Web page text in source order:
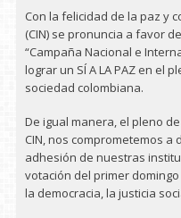
Con la felicidad de la paz y
(CIN) se pronuncia a favor
“Campaña Nacional e
lograr un SÍ A LA PAZ en el
sociedad colombiana.
De igual manera, el pleno
CIN, nos comprometemos
adhesión de nuestras
votación del primer
la democracia, la justicia